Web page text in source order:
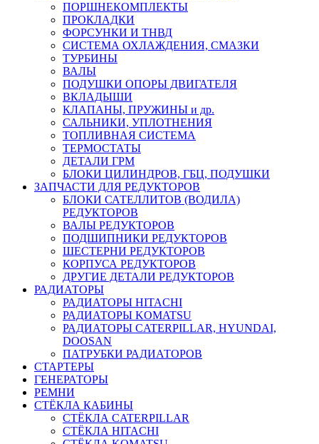
ПОРШНЕКОМПЛЕКТЫ
ПРОКЛАДКИ
ФОРСУНКИ И ТНВД
СИСТЕМА ОХЛАЖДЕНИЯ, СМАЗКИ
ТУРБИНЫ
ВАЛЫ
ПОДУШКИ ОПОРЫ ДВИГАТЕЛЯ
ВКЛАДЫШИ
КЛАПАНЫ, ПРУЖИНЫ и др.
САЛЬНИКИ, УПЛОТНЕНИЯ
ТОПЛИВНАЯ СИСТЕМА
ТЕРМОСТАТЫ
ДЕТАЛИ ГРМ
БЛОКИ ЦИЛИНДРОВ, ГБЦ, ПОДУШКИ
ЗАПЧАСТИ ДЛЯ РЕДУКТОРОВ
БЛОКИ САТЕЛЛИТОВ (ВОДИЛА)
РЕДУКТОРОВ
ВАЛЫ РЕДУКТОРОВ
ПОДШИПНИКИ РЕДУКТОРОВ
ШЕСТЕРНИ РЕДУКТОРОВ
КОРПУСА РЕДУКТОРОВ
ДРУГИЕ ДЕТАЛИ РЕДУКТОРОВ
РАДИАТОРЫ
РАДИАТОРЫ HITACHI
РАДИАТОРЫ KOMATSU
РАДИАТОРЫ CATERPILLAR, HYUNDAI,
DOOSAN
ПАТРУБКИ РАДИАТОРОВ
СТАРТЕРЫ
ГЕНЕРАТОРЫ
РЕМНИ
СТЁКЛА КАБИНЫ
СТЁКЛА CATERPILLAR
СТЁКЛА HITACHI